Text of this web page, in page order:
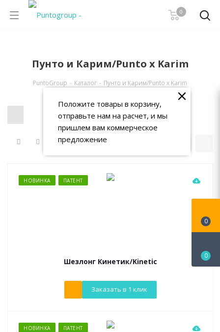
0
Пунто и Карим/Punto x Karim
PuntoGroup - Каталог - Пунто и Карим/Punto x Karim
НОВИНКА ПАТЕНТ
Шезлонг Кинетик/Kinetic
Заказать в 1 клик
НОВИНКА ПАТЕНТ
0
0
Положите товары в корзину,
отправьте нам на расчет, и мы
пришлем вам коммерческое
предложение